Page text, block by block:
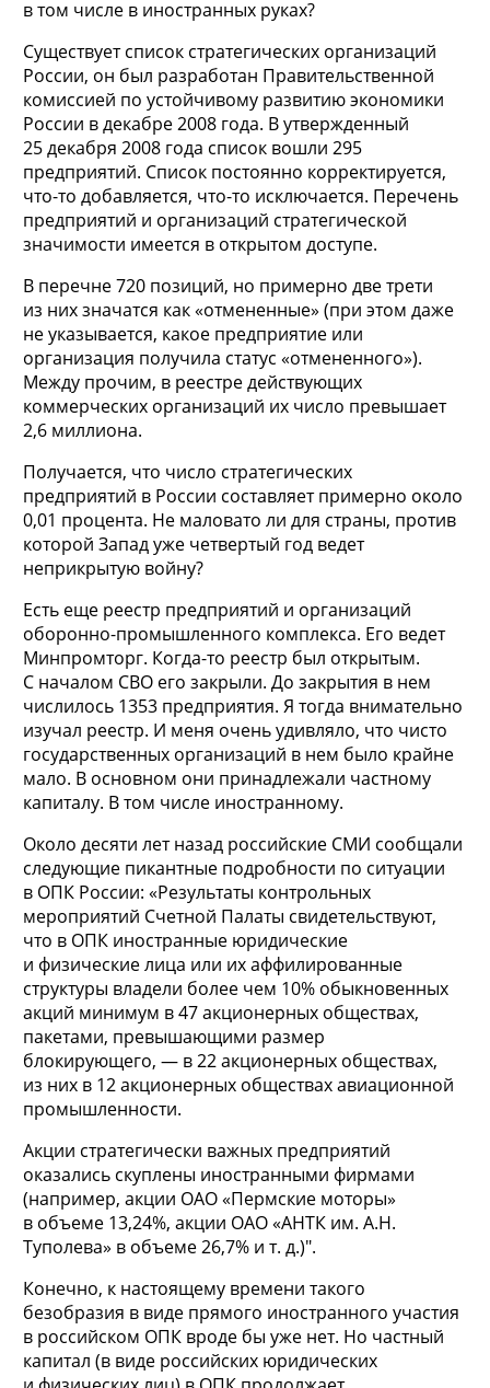
в том числе в иностранных руках?
Существует список стратегических организаций
России, он был разработан Правительственной
комиссией по устойчивому развитию экономики
России в декабре 2008 года. В утвержденный
25 декабря 2008 года список вошли 295
предприятий. Список постоянно корректируется,
что-то добавляется, что-то исключается. Перечень
предприятий и организаций стратегической
значимости имеется в открытом доступе.
В перечне 720 позиций, но примерно две трети
из них значатся как «отмененные» (при этом даже
не указывается, какое предприятие или
организация получила статус «отмененного»).
Между прочим, в реестре действующих
коммерческих организаций их число превышает
2,6 миллиона.
Получается, что число стратегических
предприятий в России составляет примерно около
0,01 процента. Не маловато ли для страны, против
которой Запад уже четвертый год ведет
неприкрытую войну?
Есть еще реестр предприятий и организаций
оборонно-промышленного комплекса. Его ведет
Минпромторг. Когда-то реестр был открытым.
С началом СВО его закрыли. До закрытия в нем
числилось 1353 предприятия. Я тогда внимательно
изучал реестр. И меня очень удивляло, что чисто
государственных организаций в нем было крайне
мало. В основном они принадлежали частному
капиталу. В том числе иностранному.
Около десяти лет назад российские СМИ сообщали
следующие пикантные подробности по ситуации
в ОПК России: «Результаты контрольных
мероприятий Счетной Палаты свидетельствуют,
что в ОПК иностранные юридические
и физические лица или их аффилированные
структуры владели более чем 10% обыкновенных
акций минимум в 47 акционерных обществах,
пакетами, превышающими размер
блокирующего, — в 22 акционерных обществах,
из них в 12 акционерных обществах авиационной
промышленности.
Акции стратегически важных предприятий
оказались скуплены иностранными фирмами
(например, акции ОАО «Пермские моторы»
в объеме 13,24%, акции ОАО «АНТК им. А.Н.
Туполева» в объеме 26,7% и т. д.)".
Конечно, к настоящему времени такого
безобразия в виде прямого иностранного участия
в российском ОПК вроде бы уже нет. Но частный
капитал (в виде российских юридических